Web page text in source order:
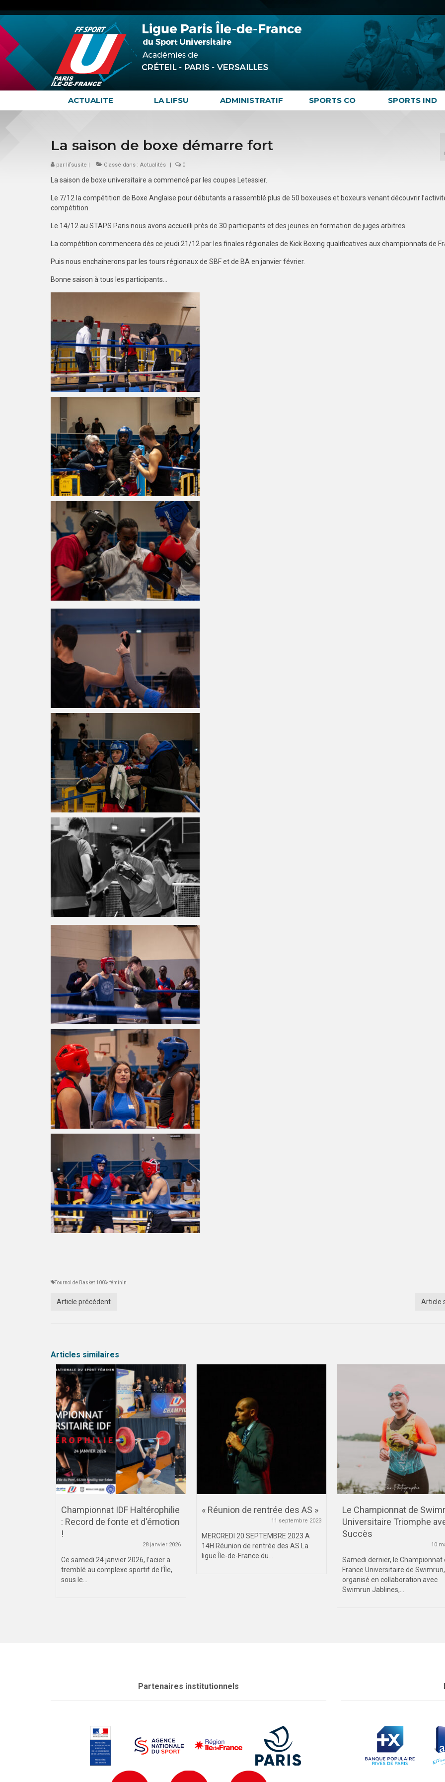
ACTUALITE LA LIFSU ADMINISTRATIF SPORTS CO SPORTS IND
La saison de boxe démarre fort
par lifsusite | Classé dans : Actualités | 0
La saison de boxe universitaire a commencé par les coupes Letessier.
Le 7/12 la compétition de Boxe Anglaise pour débutants a rassemblé plus de 50 boxeuses et boxeurs venant découvrir
compétition.
Le 14/12 au STAPS Paris nous avons accueilli près de 30 participants et des jeunes en formation de juges arbitres.
La compétition commencera dès ce jeudi 21/12 par les finales régionales de Kick Boxing qualificatives aux championnats de
Puis nous enchaînerons par les tours régionaux de SBF et de BA en janvier février.
Bonne saison à tous les participants…
Tournoi de Basket 100% féminin
Article précédent Article
Articles similaires
Championnat IDF Haltérophilie
: Record de fonte et d‘émotion
!
28 janvier 2026
Ce samedi 24 janvier 2026, l’acier a
tremblé au complexe sportif de l’Île,
sous le...
« Réunion de rentrée des AS »
11 septembre 2023
MERCREDI 20 SEPTEMBRE 2023 A
14H Réunion de rentrée des AS La
ligue Île-de-France du...
Le Championnat de
Universitaire Triomphe
Succès
10
Samedi dernier, le Championnat
France Universitaire de Swimrun,
organisé en collaboration avec
Swimrun Jablines,...
Partenaires institutionnels